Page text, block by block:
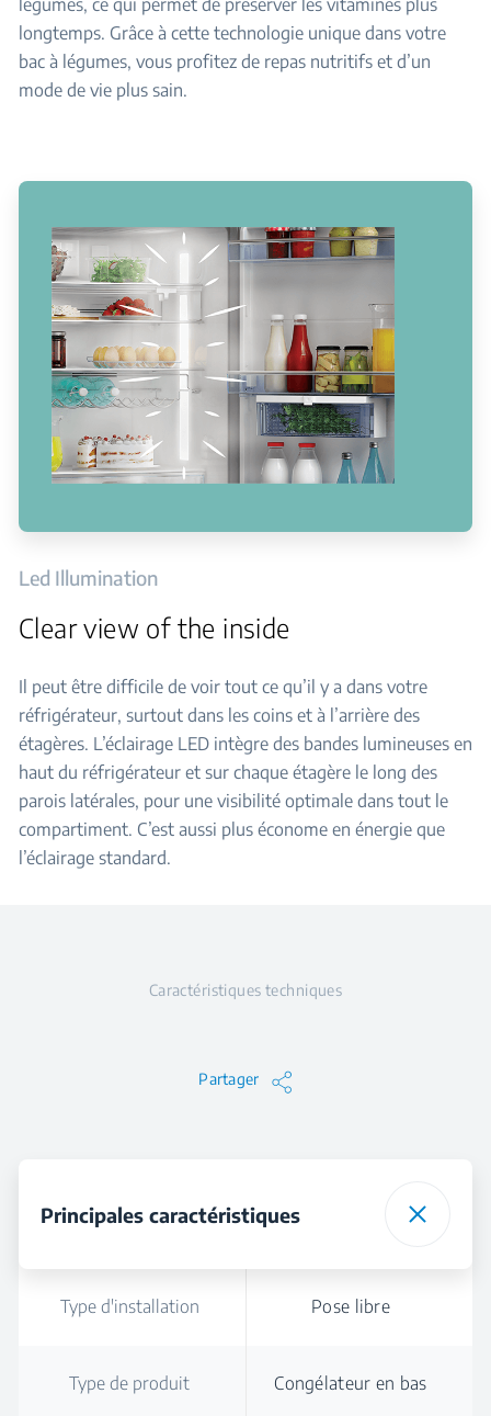
légumes, ce qui permet de préserver les vitamines plus
longtemps. Grâce à cette technologie unique dans votre
bac à légumes, vous profitez de repas nutritifs et d’un
mode de vie plus sain.
Led Illumination
Clear view of the inside
Il peut être difficile de voir tout ce qu’il y a dans votre
réfrigérateur, surtout dans les coins et à l’arrière des
étagères. L’éclairage LED intègre des bandes lumineuses en
haut du réfrigérateur et sur chaque étagère le long des
parois latérales, pour une visibilité optimale dans tout le
compartiment. C’est aussi plus économe en énergie que
l’éclairage standard.
Caractéristiques techniques
Partager
Principales caractéristiques
Type d'installation Pose libre
Type de produit Congélateur en bas